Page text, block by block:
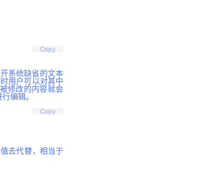
Copy
系统缺省的文本
用户可以对其中
修改的内容就会
编辑。
Copy
去代替，相当于